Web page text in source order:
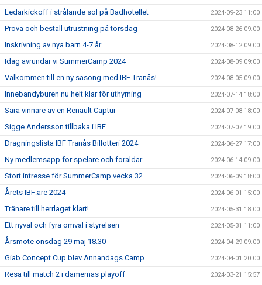
Ledarkickoff i strålande sol på Badhotellet 2024-09-23 11:00
Prova och beställ utrustning på torsdag 2024-08-26 09:00
Inskrivning av nya barn 4-7 år 2024-08-12 09:00
Idag avrundar vi SummerCamp 2024 2024-08-09 09:00
Välkommen till en ny säsong med IBF Tranås! 2024-08-05 09:00
Innebandyburen nu helt klar för uthyrning 2024-07-14 18:00
Sara vinnare av en Renault Captur 2024-07-08 18:00
Sigge Andersson tillbaka i IBF 2024-07-07 19:00
Dragningslista IBF Tranås Billotteri 2024 2024-06-27 17:00
Ny medlemsapp för spelare och föräldar 2024-06-14 09:00
Stort intresse för SummerCamp vecka 32 2024-06-09 18:00
Årets IBF:are 2024 2024-06-01 15:00
Tränare till herrlaget klart! 2024-05-31 18:00
Ett nyval och fyra omval i styrelsen 2024-05-31 11:00
Årsmöte onsdag 29 maj 18.30 2024-04-29 09:00
Giab Concept Cup blev Annandags Camp 2024-04-01 20:00
Resa till match 2 i damernas playoff 2024-03-21 15:57